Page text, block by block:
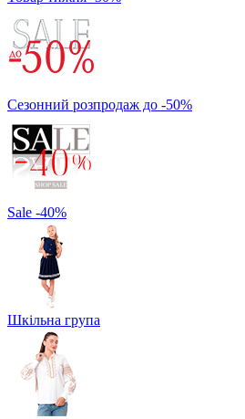
Сезонний розпродаж до -50%
Sale -40%
Шкільна група